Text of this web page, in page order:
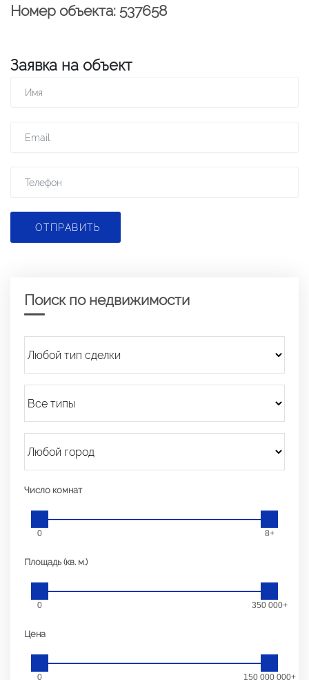
Номер объекта: 537658
Заявка на объект
ОТПРАВИТЬ
Поиск по недвижимости
Число комнат
0 8+
Площадь (кв. м.)
0 350 000+
Цена
0 150 000 000+